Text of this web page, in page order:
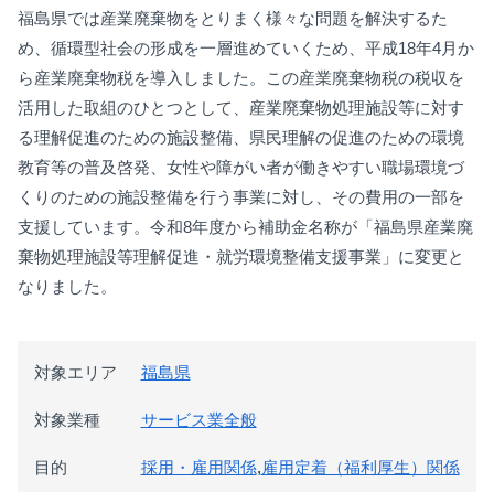
福島県では産業廃棄物をとりまく様々な問題を解決するた
め、循環型社会の形成を一層進めていくため、平成18年4月か
ら産業廃棄物税を導入しました。この産業廃棄物税の税収を
活用した取組のひとつとして、産業廃棄物処理施設等に対す
る理解促進のための施設整備、県民理解の促進のための環境
教育等の普及啓発、女性や障がい者が働きやすい職場環境づ
くりのための施設整備を行う事業に対し、その費用の一部を
支援しています。令和8年度から補助金名称が「福島県産業廃
棄物処理施設等理解促進・就労環境整備支援事業」に変更と
なりました。
対象エリア 福島県
対象業種 サービス業全般
目的 採用・雇用関係,雇用定着（福利厚生）関係